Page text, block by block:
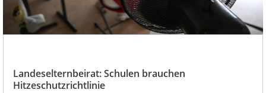
Landeselternbeirat: Schulen brauchen
Hitzeschutzrichtlinie